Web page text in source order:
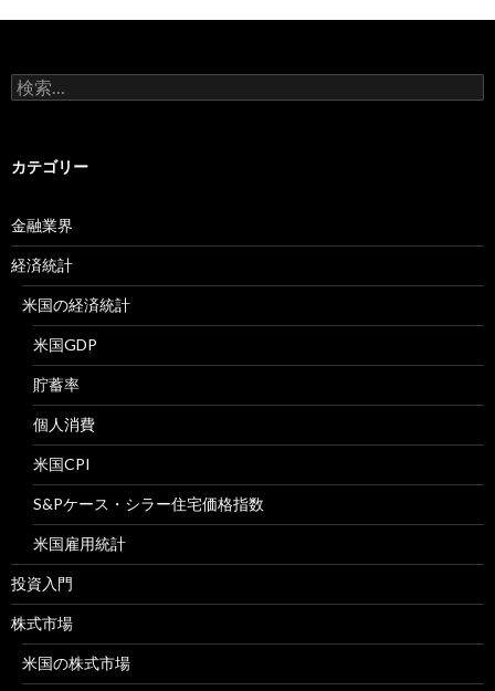
検
索:
カテゴリー
金融業界
経済統計
米国の経済統計
米国GDP
貯蓄率
個人消費
米国CPI
S&Pケース・シラー住宅価格指数
米国雇用統計
投資入門
株式市場
米国の株式市場